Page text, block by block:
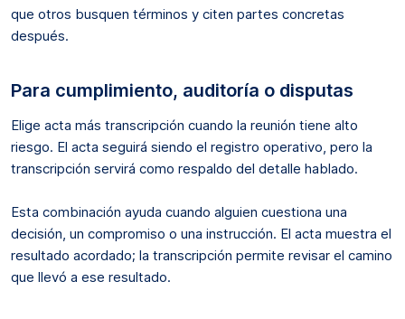
que otros busquen términos y citen partes concretas
después.
Para cumplimiento, auditoría o disputas
Elige acta más transcripción cuando la reunión tiene alto
riesgo. El acta seguirá siendo el registro operativo, pero la
transcripción servirá como respaldo del detalle hablado.
Esta combinación ayuda cuando alguien cuestiona una
decisión, un compromiso o una instrucción. El acta muestra el
resultado acordado; la transcripción permite revisar el camino
que llevó a ese resultado.